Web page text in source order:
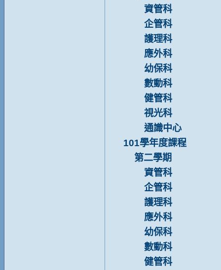
資管科
企管科
護理科
應外科
幼保科
數動科
健管科
視光科
通識中心
101學年度課程
第二學期
資管科
企管科
護理科
應外科
幼保科
數動科
健管科